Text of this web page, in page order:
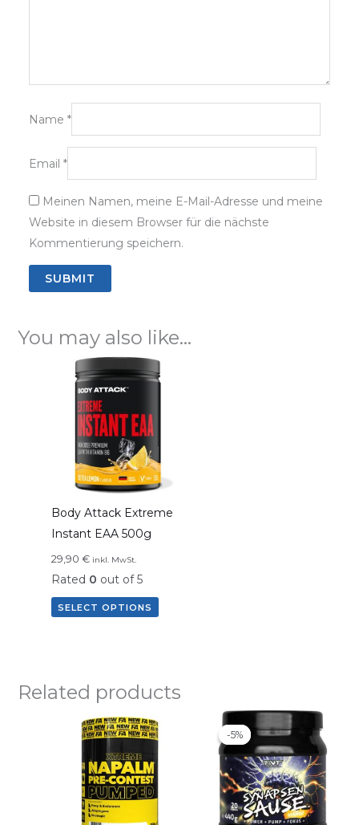
Name *
Email *
Meinen Namen, meine E-Mail-Adresse und meine
Website in diesem Browser für die nächste
Kommentierung speichern.
You may also like…
Body Attack Extreme
Instant EAA 500g
29,90 € inkl. MwSt.
Rated 0 out of 5
SELECT OPTIONS
Related products
-5%
-5%